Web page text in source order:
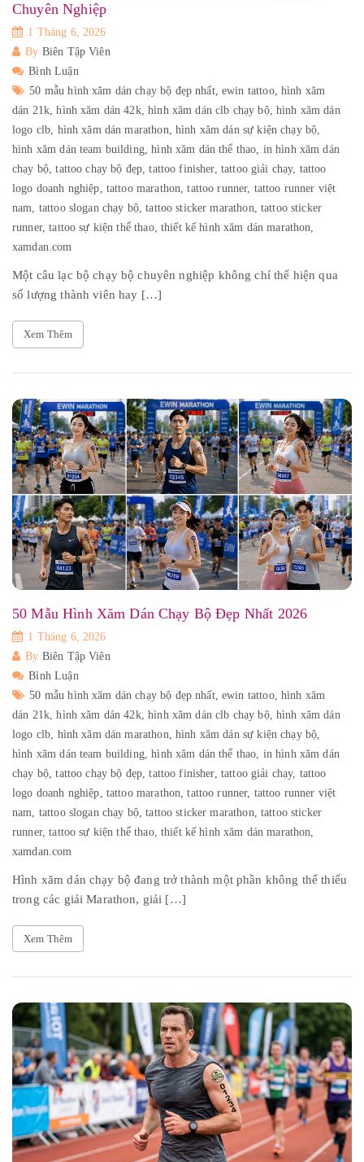
Chuyên Nghiệp
1 Tháng 6, 2026
By Biên Tập Viên
Bình Luận
50 mẫu hình xăm dán chạy bộ đẹp nhất,ewin tattoo, hình xăm
dán 21k,hình xăm dán 42k,hình xăm dán clb chạy bộ, hình xăm dán
logo clb, hình xăm dán marathon, hình xăm dán sự kiện chạy bộ,
hình xăm dán team building,hình xăm dán thể thao, in hình xăm dán
chạy bộ,tattoo chạy bộ đẹp,tattoo finisher, tattoo giải chạy, tattoo
logo doanh nghiệp, tattoo marathon,tattoo runner, tattoo runner việt
nam, tattoo slogan chạy bộ,tattoo sticker marathon, tattoo sticker
runner,tattoo sự kiện thể thao, thiết kế hình xăm dán marathon,
xamdan.com
Một câu lạc bộ chạy bộ chuyên nghiệp không chỉ thể hiện qua
số lượng thành viên hay […]
Xem Thêm
50 Mẫu Hình Xăm Dán Chạy Bộ Đẹp Nhất 2026
1 Tháng 6, 2026
By Biên Tập Viên
Bình Luận
50 mẫu hình xăm dán chạy bộ đẹp nhất,ewin tattoo, hình xăm
dán 21k,hình xăm dán 42k,hình xăm dán clb chạy bộ, hình xăm dán
logo clb, hình xăm dán marathon, hình xăm dán sự kiện chạy bộ,
hình xăm dán team building,hình xăm dán thể thao, in hình xăm dán
chạy bộ,tattoo chạy bộ đẹp,tattoo finisher, tattoo giải chạy, tattoo
logo doanh nghiệp, tattoo marathon,tattoo runner, tattoo runner việt
nam, tattoo slogan chạy bộ,tattoo sticker marathon, tattoo sticker
runner,tattoo sự kiện thể thao, thiết kế hình xăm dán marathon,
xamdan.com
Hình xăm dán chạy bộ đang trở thành một phần không thể thiếu
trong các giải Marathon, giải […]
Xem Thêm